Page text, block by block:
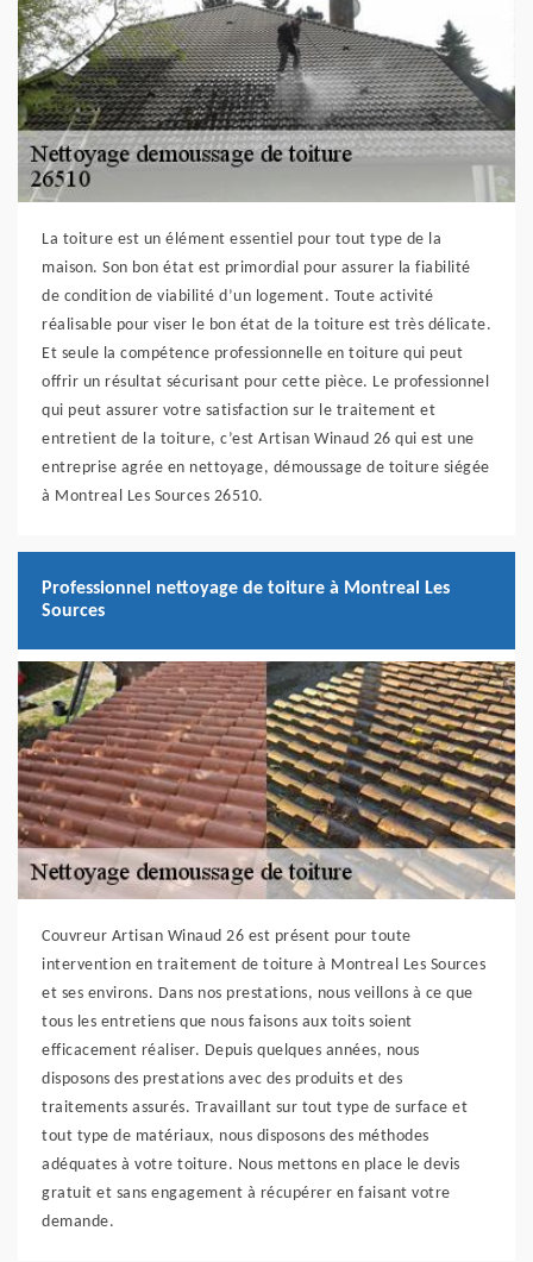
La toiture est un élément essentiel pour tout type de la
maison. Son bon état est primordial pour assurer la fiabilité
de condition de viabilité d’un logement. Toute activité
réalisable pour viser le bon état de la toiture est très délicate.
Et seule la compétence professionnelle en toiture qui peut
offrir un résultat sécurisant pour cette pièce. Le professionnel
qui peut assurer votre satisfaction sur le traitement et
entretient de la toiture, c’est Artisan Winaud 26 qui est une
entreprise agrée en nettoyage, démoussage de toiture siégée
à Montreal Les Sources 26510.
Professionnel nettoyage de toiture à Montreal Les
Sources
Couvreur Artisan Winaud 26 est présent pour toute
intervention en traitement de toiture à Montreal Les Sources
et ses environs. Dans nos prestations, nous veillons à ce que
tous les entretiens que nous faisons aux toits soient
efficacement réaliser. Depuis quelques années, nous
disposons des prestations avec des produits et des
traitements assurés. Travaillant sur tout type de surface et
tout type de matériaux, nous disposons des méthodes
adéquates à votre toiture. Nous mettons en place le devis
gratuit et sans engagement à récupérer en faisant votre
demande.